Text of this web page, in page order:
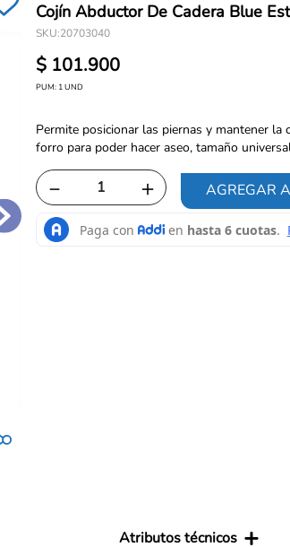
Cojín Abductor De Cadera Blue
SKU:20703040
$ 101.900
PUM: 1UND
Permite posicionar las piernas y mantener la
forro para poder hacer aseo, tamaño
＋
－ AGREGAR
Atributos técnicos